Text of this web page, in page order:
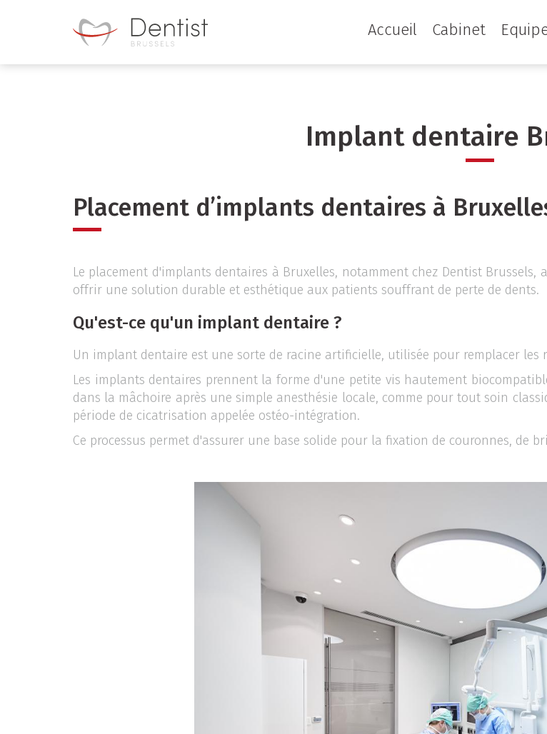
principal
Accueil Cabinet
Implant dentaire
Placement d’implants dentaires à
Le placement d'implants dentaires à Bruxelles, notamment chez Dentist
offrir une solution durable et esthétique aux patients souffrant de perte de dents.
Qu'est-ce qu'un implant dentaire ?
Un implant dentaire est une sorte de racine artificielle, utilisée pour remplacer les
Les implants dentaires prennent la forme d'une petite vis hautement
dans la mâchoire après une simple anesthésie locale, comme pour tout soin
période de cicatrisation appelée ostéo-intégration.
Ce processus permet d'assurer une base solide pour la fixation de couronnes, de